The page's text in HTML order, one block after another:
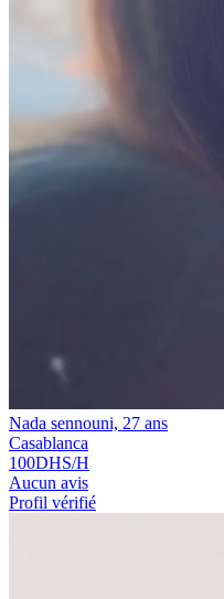
Nada sennouni, 27 ans
Casablanca
100DHS/H
Aucun avis
Profil vérifié